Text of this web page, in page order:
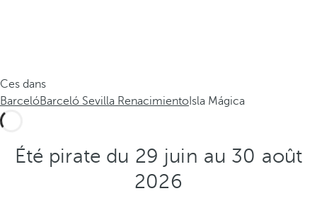
Ces dans
BarcelóBarceló Sevilla Renacimiento Isla Mágica
Été pirate du 29 juin au 30 août
2026